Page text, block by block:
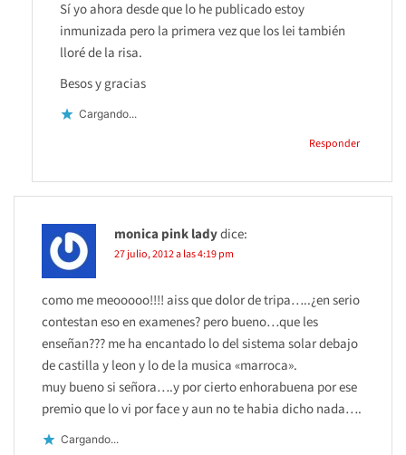
Sí yo ahora desde que lo he publicado estoy
inmunizada pero la primera vez que los lei también
lloré de la risa.
Besos y gracias
Cargando...
Responder
monica pink ladydice:
27 julio, 2012 a las 4:19 pm
como me meooooo!!!! aiss que dolor de tripa…..¿en serio
contestan eso en examenes? pero bueno…que les
enseñan??? me ha encantado lo del sistema solar debajo
de castilla y leon y lo de la musica «marroca».
muy bueno si señora….y por cierto enhorabuena por ese
premio que lo vi por face y aun no te habia dicho nada….
Cargando...